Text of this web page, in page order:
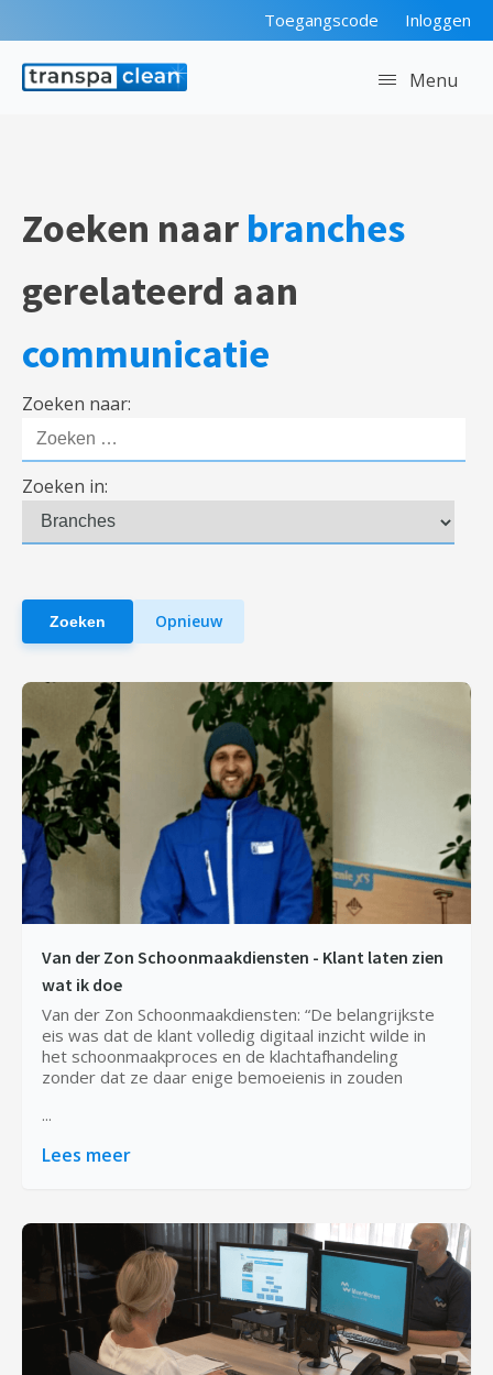
Toegangscode Inloggen
Menu
Zoeken naar branches
gerelateerd aan
communicatie
Zoeken naar:
Zoeken in:
Zoeken Opnieuw
Van der Zon Schoonmaakdiensten - Klant laten zien
wat ik doe
Van der Zon Schoonmaakdiensten: “De belangrijkste
eis was dat de klant volledig digitaal inzicht wilde in
het schoonmaakproces en de klachtafhandeling
zonder dat ze daar enige bemoeienis in zouden
...
Lees meer